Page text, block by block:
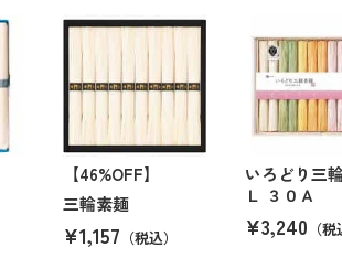
【46%OFF】
三輪素麺
¥1,157 （税込）
いろどり三
Ｌ ３０Ａ
¥3,240 （